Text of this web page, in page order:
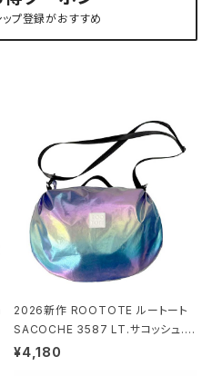
プ登録がおすすめ
2026新作 ROOTOTE ルートート
SACOCHE 3587 LT.サコッシュ.ル
ミエ-B ショルダーバッグ グロスネイ
¥4,180